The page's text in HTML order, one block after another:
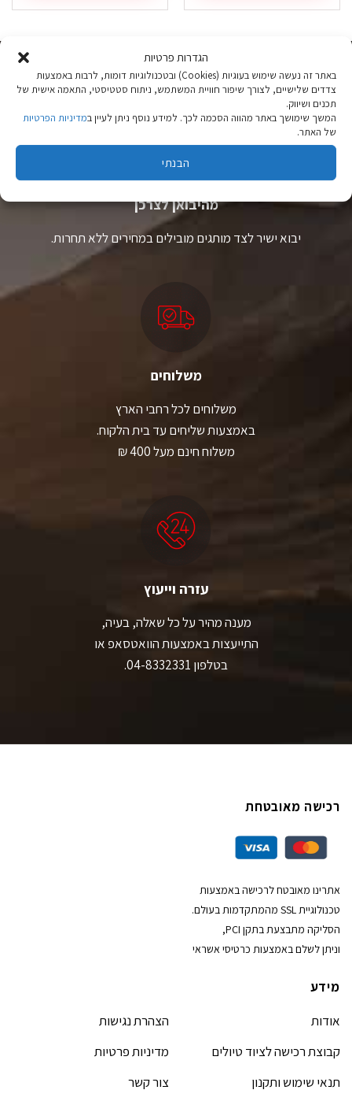
הגדרות פרטיות
באתר זה נעשה שימוש בעוגיות (Cookies) ובטכנולוגיות דומות, לרבות באמצעות
צדדים שלישיים, לצורך שיפור חוויית המשתמש, ניתוח סטטיסטי, התאמה אישית של
תכנים ושיווק.
המשך שימושך באתר מהווה הסכמה לכך. למידע נוסף ניתן לעיין במדיניות הפרטיות
של האתר.
הבנתי
זה
לבחור
את
האפשרויות
בעמוד
המוצר
זה
סוגים.
ניתן
לבחור
את
האפשרויות
בעמוד
המוצר
ציוד טיולים
מהיבואן לצרכן
יבוא ישיר לצד מותגים מובילים במחירים ללא תחרות.
משלוחים
משלוחים לכל רחבי הארץ
באמצעות שליחים עד בית הלקוח.
משלוח חינם מעל 400 ₪
עזרה וייעוץ
מענה מהיר על כל שאלה, בעיה,
התייעצות באמצעות הוואטסאפ או
בטלפון 04-8332331.
רכישה מאובטחת
אתרינו מאובטח לרכישה באמצעות
טכנולוגיית SSL מהמתקדמות בעולם.
הסליקה מתבצעת בתקן PCI,
וניתן לשלם באמצעות כרטיסי אשראי
מידע
אודות
קבוצת רכישה לציוד טיולים
תנאי שימוש ותקנון
הצהרת נגישות
מדיניות פרטיות
צור קשר